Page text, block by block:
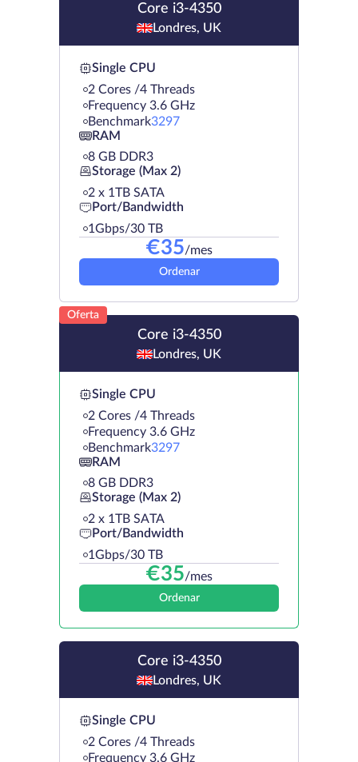
Core i3-4350
Londres, UK
Single CPU
2 Cores /4 Threads
Frequency 3.6 GHz
Benchmark3297
RAM
8 GB DDR3
Storage (Max 2)
2 х 1TB SATA
Port/Bandwidth
1Gbps/30 TB
€35/mes
Ordenar
Oferta
Core i3-4350
Londres, UK
Single CPU
2 Cores /4 Threads
Frequency 3.6 GHz
Benchmark3297
RAM
8 GB DDR3
Storage (Max 2)
2 х 1TB SATA
Port/Bandwidth
1Gbps/30 TB
€35/mes
Ordenar
Core i3-4350
Londres, UK
Single CPU
2 Cores /4 Threads
Frequency 3.6 GHz